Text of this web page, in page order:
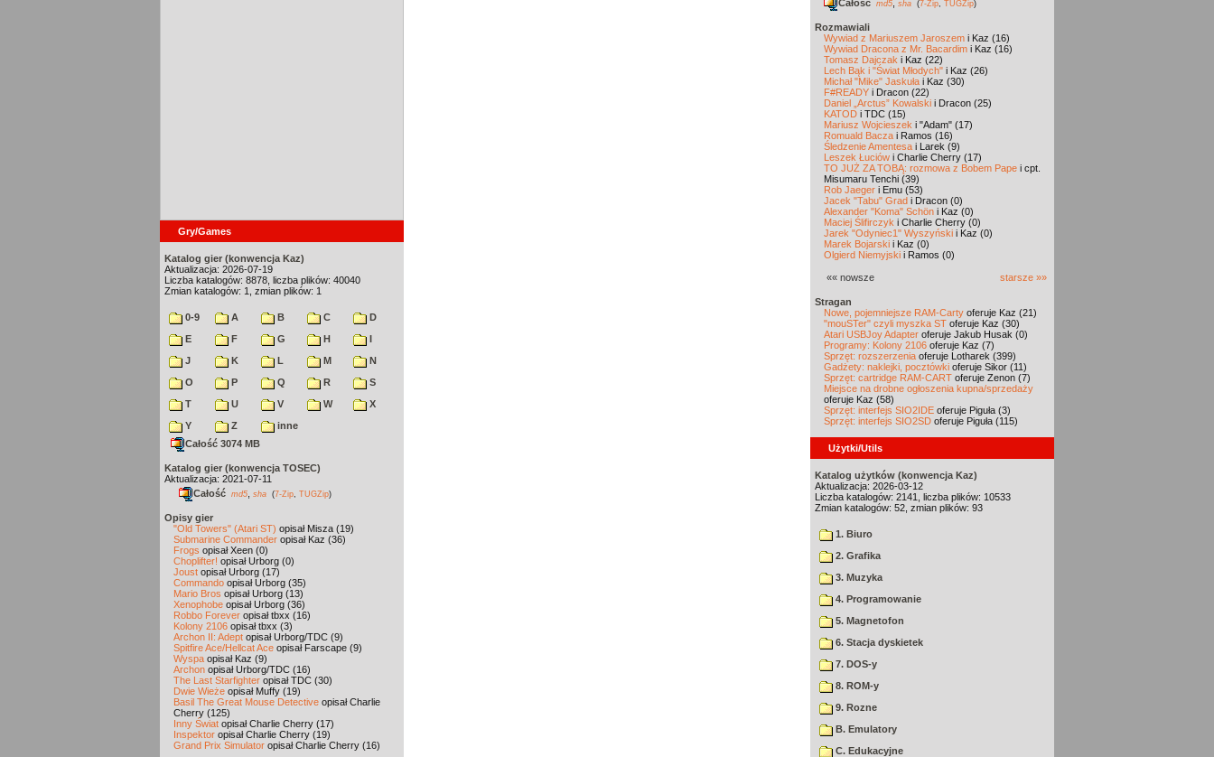
Gry/Games
Katalog gier (konwencja Kaz)
Aktualizacja: 2026-07-19
Liczba katalogów: 8878, liczba plików: 40040
Zmian katalogów: 1, zmian plików: 1
0-9 A B C
D
E
F G H
I
J
K L M
N
O
P Q R
S
T
U V W
X
Y
Z
inne
Całość 3074 MB
Katalog gier (konwencja TOSEC)
Aktualizacja: 2021-07-11
Całość md5 sha (7-Zip TUGZip)
Opisy gier
"Old Towers" (Atari ST) opisał Misza (19)
Submarine Commander opisał Kaz (36)
Frogs opisał Xeen (0)
Choplifter! opisał Urborg (0)
Joust opisał Urborg (17)
Commando opisał Urborg (35)
Mario Bros opisał Urborg (13)
Xenophobe opisał Urborg (36)
Robbo Forever opisał tbxx (16)
Kolony 2106 opisał tbxx (3)
Archon II: Adept opisał Urborg/TDC (9)
Spitfire Ace/Hellcat Ace opisał Farscape (9)
Wyspa opisał Kaz (9)
Archon opisał Urborg/TDC (16)
The Last Starfighter opisał TDC (30)
Dwie Wieże opisał Muffy (19)
Basil The Great Mouse Detective opisał Charlie
Cherry (125)
Inny Świat opisał Charlie Cherry (17)
Inspektor opisał Charlie Cherry (19)
Grand Prix Simulator opisał Charlie Cherry (16)
Całość md5 sha (7-Zip TUGZip)
Rozmawiali
Wywiad z Mariuszem Jaroszem i Kaz (16)
Wywiad Dracona z Mr. Bacardim i Kaz (16)
Tomasz Dajczak i Kaz (22)
Lech Bąk i "Świat Młodych" i Kaz (26)
Michał "Mike" Jaskuła i Kaz (30)
F#READY i Dracon (22)
Daniel „Arctus” Kowalski i Dracon (25)
KATOD i TDC (15)
Mariusz Wojcieszek i "Adam" (17)
Romuald Bacza i Ramos (16)
Śledzenie Amentesa i Larek (9)
Leszek Łuciów i Charlie Cherry (17)
TO JUŻ ZA TOBĄ: rozmowa z Bobem Pape i cpt.
Misumaru Tenchi (39)
Rob Jaeger i Emu (53)
Jacek "Tabu" Grad i Dracon (0)
Alexander "Koma" Schön i Kaz (0)
Maciej Ślifirczyk i Charlie Cherry (0)
Jarek "Odyniec1" Wyszyński i Kaz (0)
Marek Bojarski i Kaz (0)
Olgierd Niemyjski i Ramos (0)
«« nowsze starsze »»
Stragan
Nowe, pojemniejsze RAM-Carty oferuje Kaz (21)
"mouSTer" czyli myszka ST oferuje Kaz (30)
Atari USBJoy Adapter oferuje Jakub Husak (0)
Programy: Kolony 2106 oferuje Kaz (7)
Sprzęt: rozszerzenia oferuje Lotharek (399)
Gadżety: naklejki, pocztówki oferuje Sikor (11)
Sprzęt: cartridge RAM-CART oferuje Zenon (7)
Miejsce na drobne ogłoszenia kupna/sprzedaży
oferuje Kaz (58)
Sprzęt: interfejs SIO2IDE oferuje Piguła (3)
Sprzęt: interfejs SIO2SD oferuje Piguła (115)
Użytki/Utils
Katalog użytków (konwencja Kaz)
Aktualizacja: 2026-03-12
Liczba katalogów: 2141, liczba plików: 10533
Zmian katalogów: 52, zmian plików: 93
1. Biuro
2. Grafika
3. Muzyka
4. Programowanie
5. Magnetofon
6. Stacja dyskietek
7. DOS-y
8. ROM-y
9. Rozne
B. Emulatory
C. Edukacyjne